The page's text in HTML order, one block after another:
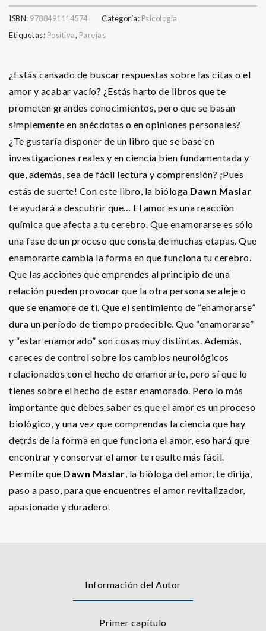
ISBN: 9788491114574 Categoría: Psicología
Etiquetas: Positiva, Parejas
¿Estás cansado de buscar respuestas sobre las citas o el
amor y acabar vacío? ¿Estás harto de libros que te
prometen grandes conocimientos, pero que se basan
simplemente en anécdotas o en opiniones personales?
¿Te gustaría disponer de un libro que se base en
investigaciones reales y en ciencia bien fundamentada y
que, además, sea de fácil lectura y comprensión? ¡Pues
estás de suerte! Con este libro, la bióloga Dawn Maslar
te ayudará a descubrir que… El amor es una reacción
química que afecta a tu cerebro. Que enamorarse es sólo
una fase de un proceso que consta de muchas etapas. Que
enamorarte cambia la forma en que funciona tu cerebro.
Que las acciones que emprendes al principio de una
relación pueden provocar que la otra persona se aleje o
que se enamore de ti. Que el sentimiento de “enamorarse”
dura un período de tiempo predecible. Que “enamorarse”
y “estar enamorado” son cosas muy distintas. Además,
careces de control sobre los cambios neurológicos
relacionados con el hecho de enamorarte, pero sí que lo
tienes sobre el hecho de estar enamorado. Pero lo más
importante que debes saber es que el amor es un proceso
biológico, y una vez que comprendas la ciencia que hay
detrás de la forma en que funciona el amor, eso hará que
encontrar y conservar el amor te resulte más fácil.
Permite que Dawn Maslar , la bióloga del amor, te dirija,
paso a paso, para que encuentres el amor revitalizador,
apasionado y duradero.
Información del Autor
Primer capítulo